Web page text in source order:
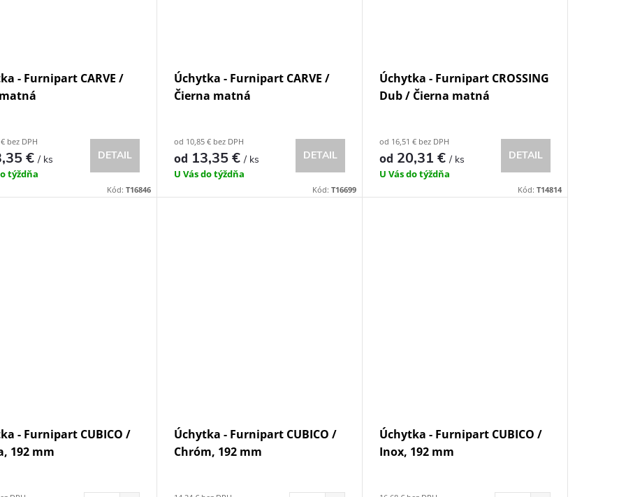
- Furnipart CARVE /
bez DPH
€/ ks
týždňa
DETAIL
Kód: T16846
Úchytka - Furnipart CARVE /
Čierna matná
od 10,85 € bez DPH
od 13,35 €/ ks
U Vás do týždňa
DETAIL
Kód: T16699
Úchytka - Furnipart CROSSING
Dub / Čierna matná
od 16,51 € bez DPH
od 20,31 €/ ks
U Vás do týždňa
DETAIL
Kód: T14814
- Furnipart CUBICO /
192 mm
Úchytka - Furnipart CUBICO /
Chróm, 192 mm
Úchytka - Furnipart CUBICO /
Inox, 192 mm